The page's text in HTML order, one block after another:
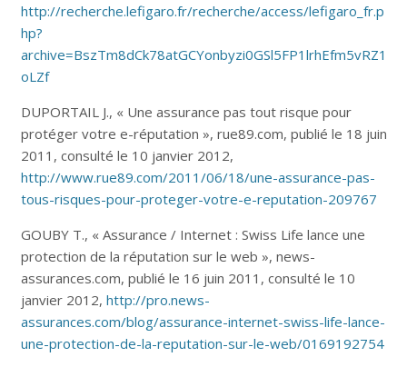
http://recherche.lefigaro.fr/recherche/access/lefigaro_fr.p
hp?
archive=BszTm8dCk78atGCYonbyzi0GSl5FP1lrhEfm5vRZ1
oLZf
DUPORTAIL J., « Une assurance pas tout risque pour
protéger votre e-réputation », rue89.com, publié le 18 juin
2011, consulté le 10 janvier 2012,
http://www.rue89.com/2011/06/18/une-assurance-pas-
tous-risques-pour-proteger-votre-e-reputation-209767
GOUBY T., « Assurance / Internet : Swiss Life lance une
protection de la réputation sur le web », news-
assurances.com, publié le 16 juin 2011, consulté le 10
janvier 2012, http://pro.news-
assurances.com/blog/assurance-internet-swiss-life-lance-
une-protection-de-la-reputation-sur-le-web/0169192754